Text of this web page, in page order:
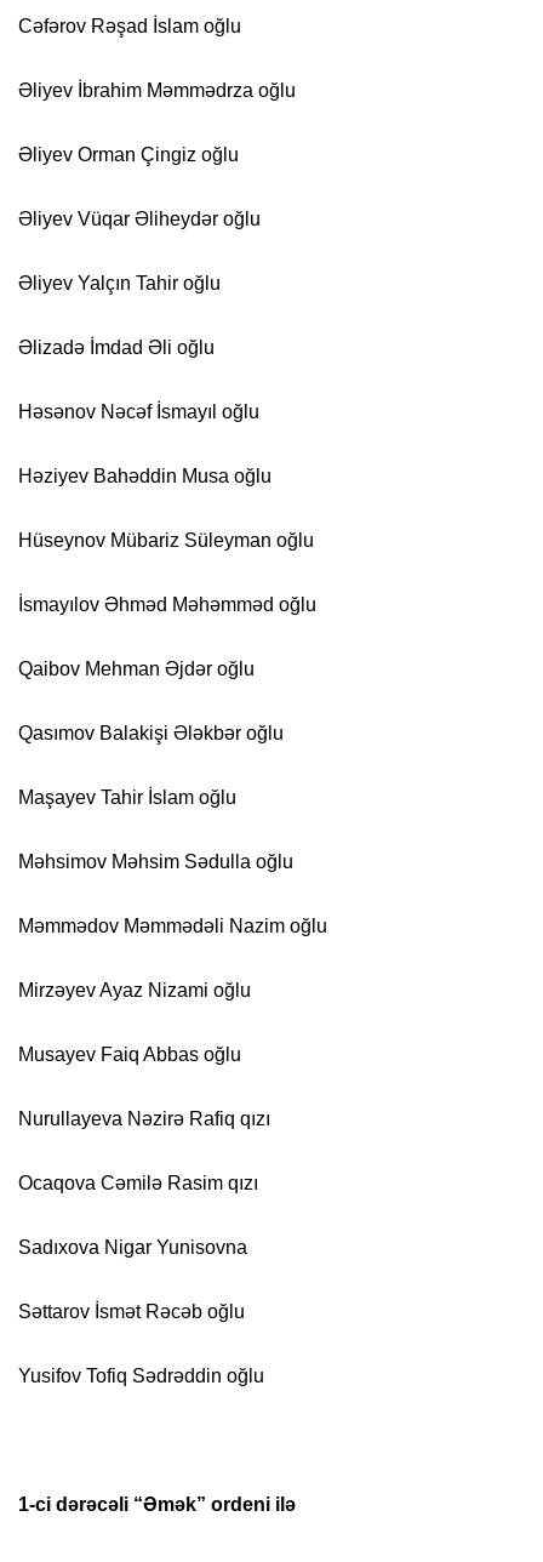
Cəfərov Rəşad İslam oğlu
Əliyev İbrahim Məmmədrza oğlu
Əliyev Orman Çingiz oğlu
Əliyev Vüqar Əliheydər oğlu
Əliyev Yalçın Tahir oğlu
Əlizadə İmdad Əli oğlu
Həsənov Nəcəf İsmayıl oğlu
Həziyev Bahəddin Musa oğlu
Hüseynov Mübariz Süleyman oğlu
İsmayılov Əhməd Məhəmməd oğlu
Qaibov Mehman Əjdər oğlu
Qasımov Balakişi Ələkbər oğlu
Maşayev Tahir İslam oğlu
Məhsimov Məhsim Sədulla oğlu
Məmmədov Məmmədəli Nazim oğlu
Mirzəyev Ayaz Nizami oğlu
Musayev Faiq Abbas oğlu
Nurullayeva Nəzirə Rafiq qızı
Ocaqova Cəmilə Rasim qızı
Sadıxova Nigar Yunisovna
Səttarov İsmət Rəcəb oğlu
Yusifov Tofiq Sədrəddin oğlu
1-ci dərəcəli “Əmək” ordeni ilə